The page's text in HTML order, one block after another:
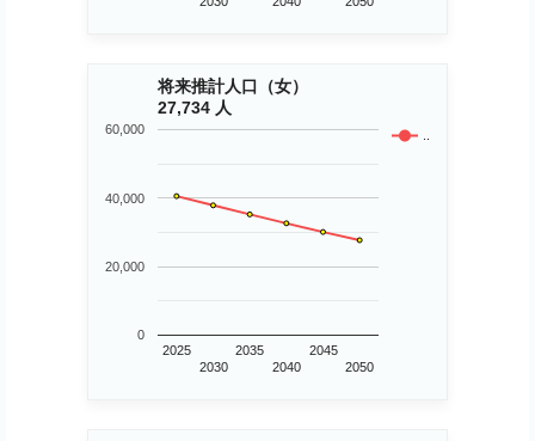
将来推計人口（女）
27,734 人
..
2025
2030
2035
2040
2045
2050
0
20,000
40,000
60,000